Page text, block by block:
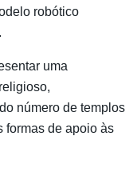
robótico
uma
número de templos
formas de apoio às